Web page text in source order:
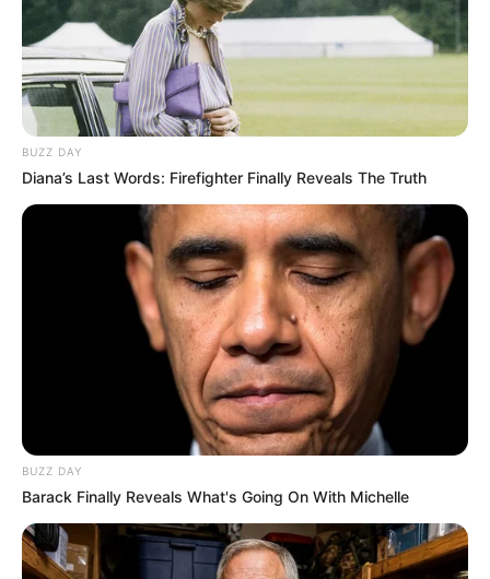
Burevestnik sedang dipertimbangkan,
mungkin sebagai cadangan.
Saya lebih cenderung jika KCR pakai
bofors sebagai meriam utama atau
Sebabnya KCR ke-4 dan seterusnya
bakal pakai sistem dari eropa.
hummvieslover 03/02/2018
halaaah
percumaa……….singapura
freegat silumannya 6 buah saja
bisa menghancurkan semua
combat hours -3 hari saja, ngk
butuh waktu 20 tahun lagi misal
—>merekapun sudah jauh lebih
BUZZ DAY
Diana’s Last Words: Firefighter Finally Reveals The Truth
BUZZ DAY
Barack Finally Reveals What's Going On With Michelle